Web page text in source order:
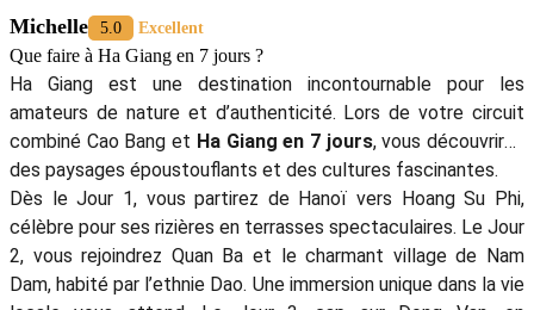
Michelle 5.0 Excellent
Que faire à Ha Giang en 7 jours ?
Ha Giang est une destination incontournable pour les
amateurs de nature et d’authenticité. Lors de votre circuit
combiné Cao Bang et Ha Giang en 7 jours, vous découvrirez
des paysages époustouflants et des cultures fascinantes.
Dès le Jour 1, vous partirez de Hanoï vers Hoang Su Phi,
célèbre pour ses rizières en terrasses spectaculaires. Le Jour
2, vous rejoindrez Quan Ba et le charmant village de Nam
Dam, habité par l’ethnie Dao. Une immersion unique dans la vie